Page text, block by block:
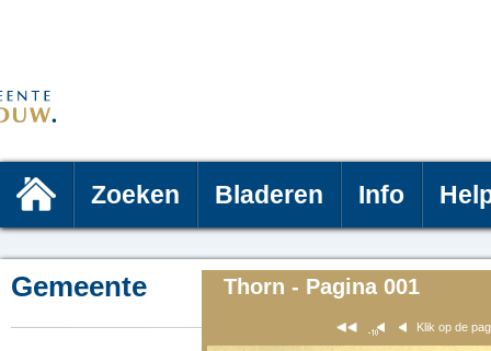
Zoeken Bladeren Info
Gemeente Thorn - Pagina 001
Klik op de